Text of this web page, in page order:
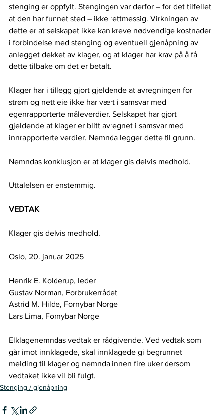
stenging er oppfylt. Stengingen var derfor – for det tilfellet
at den har funnet sted – ikke rettmessig. Virkningen av
dette er at selskapet ikke kan kreve nødvendige kostnader
i forbindelse med stenging og eventuell gjenåpning av
anlegget dekket av klager, og at klager har krav på å få
dette tilbake om det er betalt.
Klager har i tillegg gjort gjeldende at avregningen for
strøm og nettleie ikke har vært i samsvar med
egenrapporterte måleverdier. Selskapet har gjort
gjeldende at klager er blitt avregnet i samsvar med
innrapporterte verdier. Nemnda legger dette til grunn.
Nemndas konklusjon er at klager gis delvis medhold.
Uttalelsen er enstemmig.
VEDTAK
Klager gis delvis medhold.
Oslo, 20. januar 2025
Henrik E. Kolderup, leder
Gustav Norman, Forbrukerrådet
Astrid M. Hilde, Fornybar Norge
Lars Lima, Fornybar Norge
Elklagenemndas vedtak er rådgivende. Ved vedtak som
går imot innklagede, skal innklagede gi begrunnet
melding til klager og nemnda innen fire uker dersom
vedtaket ikke vil bli fulgt.
Stenging / gjenåpning